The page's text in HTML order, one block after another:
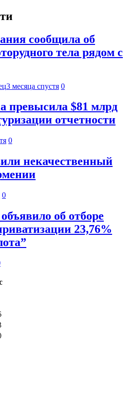
сообщила об
тела рядом с
3 месяца спустя 0
превысила $81 млрд
отчетности
0
некачественный
0
об отборе
23,76%